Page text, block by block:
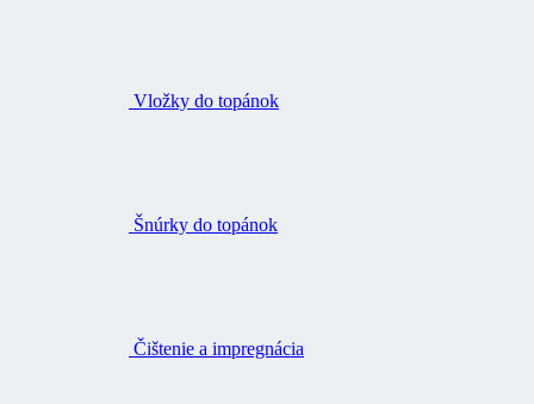
Vložky do topánok
Šnúrky do topánok
Čištenie a impregnácia